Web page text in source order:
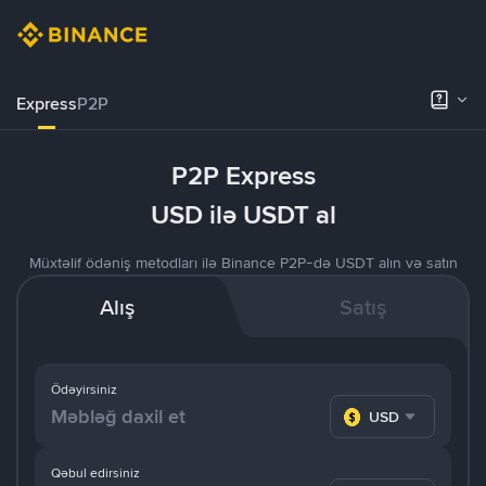
ExpressP2P
P2P Express
USD ilə USDT al
Müxtəlif ödəniş metodları ilə Binance P2P-də USDT alın və satın
Alış Satış
Ödəyirsiniz
USD
Qəbul edirsiniz